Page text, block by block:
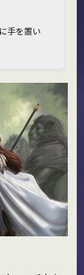
手を置い